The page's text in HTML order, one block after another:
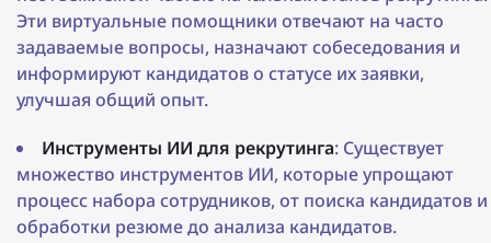
Эти виртуальные помощники отвечают на часто
задаваемые вопросы, назначают собеседования и
информируют кандидатов о статусе их заявки,
улучшая общий опыт.
Инструменты ИИ для рекрутинга: Существует
множество инструментов ИИ, которые упрощают
процесс набора сотрудников, от поиска кандидатов и
обработки резюме до анализа кандидатов.